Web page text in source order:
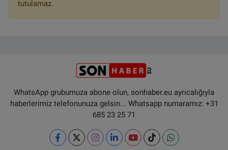
tutulamaz.
WhatsApp grubumuza abone olun, sonhaber.eu ayrıcalığıyla
haberlerimiz telefonunuza gelsin... Whatsapp numaramız: +31
685 23 25 71